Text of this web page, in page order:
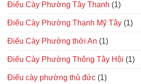
Điếu Cày Phường Tây Thạnh (1)
Điếu Cày Phường Thạnh Mỹ Tây (1)
Điếu Cày Phường thới An (1)
Điếu Cày Phường Thông Tây Hội (1)
Điếu cày phường thủ đức (1)